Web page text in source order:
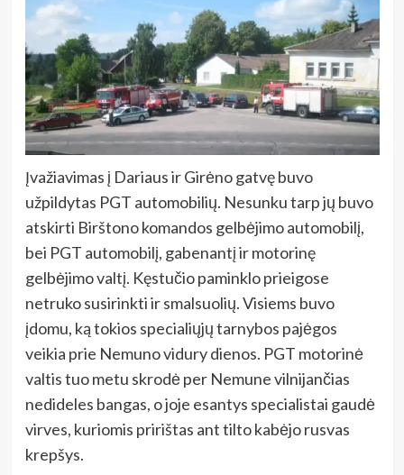
Įvažiavimas į Dariaus ir Girėno gatvę buvo
užpildytas PGT automobilių. Nesunku tarp jų buvo
atskirti Birštono komandos gelbėjimo automobilį,
bei PGT automobilį, gabenantį ir motorinę
gelbėjimo valtį. Kęstučio paminklo prieigose
netruko susirinkti ir smalsuolių. Visiems buvo
įdomu, ką tokios specialiųjų tarnybos pajėgos
veikia prie Nemuno vidury dienos. PGT motorinė
valtis tuo metu skrodė per Nemune vilnijančias
nedideles bangas, o joje esantys specialistai gaudė
virves, kuriomis pririštas ant tilto kabėjo rusvas
krepšys.